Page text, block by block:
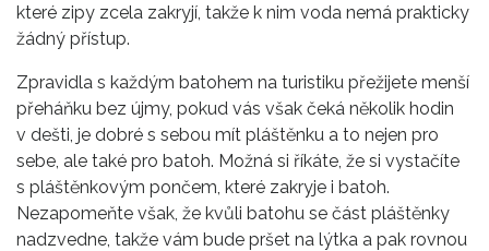
které zipy zcela zakryjí, takže k nim voda nemá prakticky
žádný přístup.
Zpravidla s každým batohem na turistiku přežijete menší
přeháňku bez újmy, pokud vás však čeká několik hodin
v dešti, je dobré s sebou mít pláštěnku a to nejen pro
sebe, ale také pro batoh. Možná si říkáte, že si vystačíte
s pláštěnkovým pončem, které zakryje i batoh.
Nezapomeňte však, že kvůli batohu se část pláštěnky
nadzvedne, takže vám bude pršet na lýtka a pak rovnou